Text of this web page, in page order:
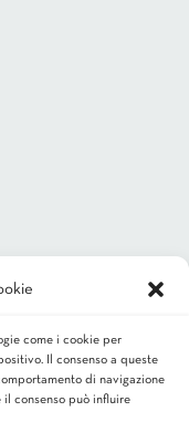
come i cookie per
Il consenso a queste
di navigazione
consenso può influire